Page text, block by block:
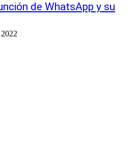
de WhatsApp y su